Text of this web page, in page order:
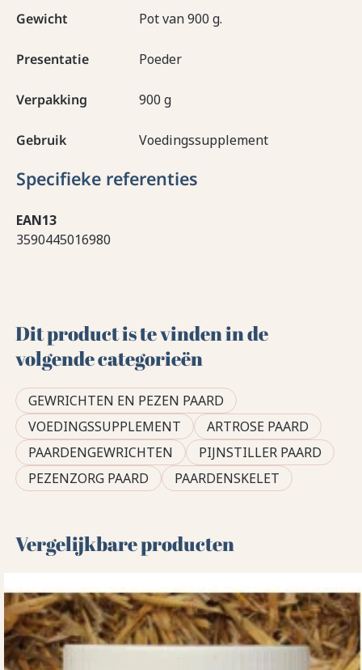
Gewicht Pot van 900 g.
Presentatie Poeder
Verpakking 900 g
Gebruik Voedingssupplement
Specifieke referenties
EAN13
3590445016980
Dit product is te vinden in de
volgende categorieën
GEWRICHTEN EN PEZEN PAARD
VOEDINGSSUPPLEMENT
ARTROSE PAARD
PAARDENGEWRICHTEN
PIJNSTILLER PAARD
PEZENZORG PAARD
PAARDENSKELET
Vergelijkbare producten